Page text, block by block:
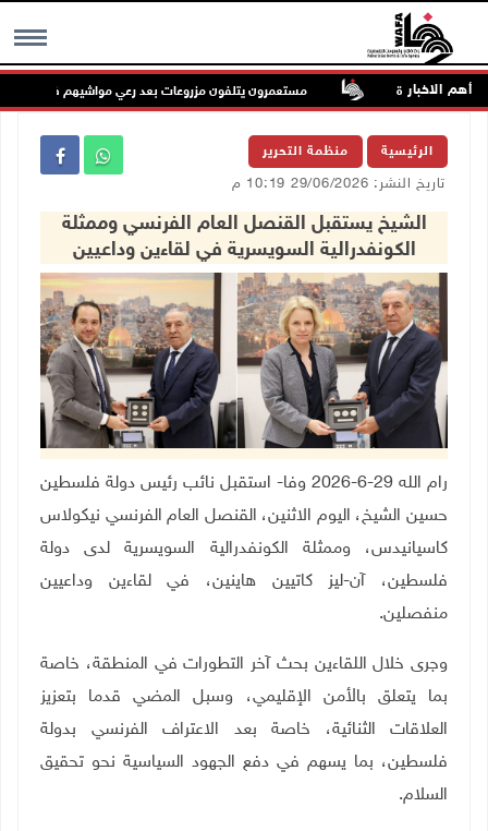
MENU أهم الاخبار مستعمرون يتلفون مزروعات بعد رعي مواشيهم في أراضي
الرئيسية منظمة التحرير
تاريخ النشر: 29/06/2026 10:19 م
الشيخ يستقبل القنصل العام الفرنسي وممثلة
الكونفدرالية السويسرية في لقاءين وداعيين
رام الله 29-6-2026 وفا- استقبل نائب رئيس دولة فلسطين
حسين الشيخ، اليوم الاثنين، القنصل العام الفرنسي نيكولاس
كاسيانيدس، وممثلة الكونفدرالية السويسرية لدى دولة
فلسطين، آن-ليز كاتيين هاينين، في لقاءين وداعيين
منفصلين.
وجرى خلال اللقاءين بحث آخر التطورات في المنطقة، خاصة
بما يتعلق بالأمن الإقليمي، وسبل المضي قدما بتعزيز
العلاقات الثنائية، خاصة بعد الاعتراف الفرنسي بدولة
فلسطين، بما يسهم في دفع الجهود السياسية نحو تحقيق
السلام.